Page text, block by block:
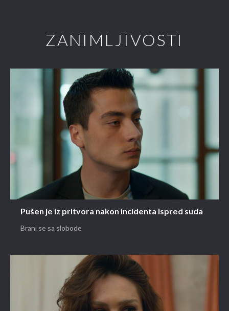
ZANIMLJIVOSTI
Pušen je iz pritvora nakon incidenta ispred suda
Brani se sa slobode